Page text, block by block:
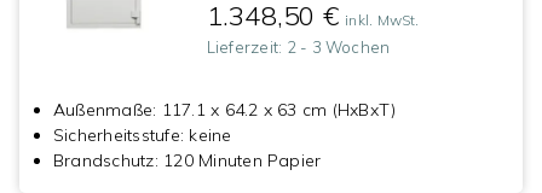
1.348,50 € inkl. MwSt.
Lieferzeit: 2 - 3 Wochen
Außenmaße: 117.1 x 64.2 x 63 cm (HxBxT)
Sicherheitsstufe: keine
Brandschutz: 120 Minuten Papier